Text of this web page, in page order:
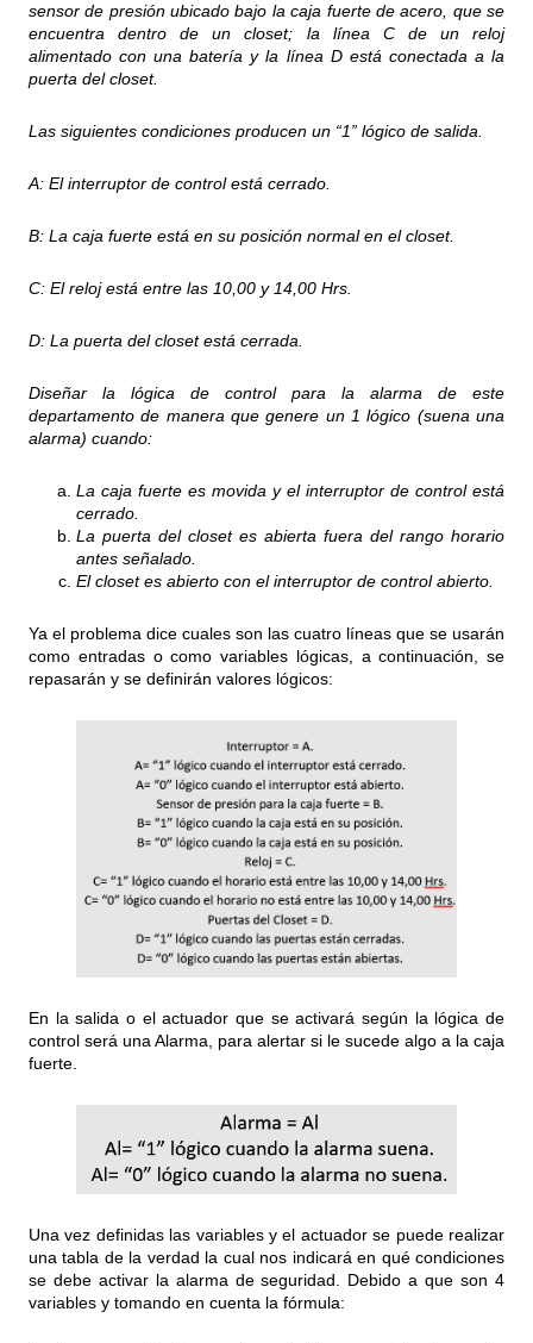
sensor de presión ubicado bajo la caja fuerte de acero, que se
encuentra dentro de un closet; la línea C de un reloj
alimentado con una batería y la línea D está conectada a la
puerta del closet.
Las siguientes condiciones producen un “1” lógico de salida.
A: El interruptor de control está cerrado.
B: La caja fuerte está en su posición normal en el closet.
C: El reloj está entre las 10,00 y 14,00 Hrs.
D: La puerta del closet está cerrada.
Diseñar la lógica de control para la alarma de este
departamento de manera que genere un 1 lógico (suena una
alarma) cuando:
La caja fuerte es movida y el interruptor de control está
cerrado.
La puerta del closet es abierta fuera del rango horario
antes señalado.
El closet es abierto con el interruptor de control abierto.
Ya el problema dice cuales son las cuatro líneas que se usarán
como entradas o como variables lógicas, a continuación, se
repasarán y se definirán valores lógicos:
En la salida o el actuador que se activará según la lógica de
control será una Alarma, para alertar si le sucede algo a la caja
fuerte.
Una vez definidas las variables y el actuador se puede realizar
una tabla de la verdad la cual nos indicará en qué condiciones
se debe activar la alarma de seguridad. Debido a que son 4
variables y tomando en cuenta la fórmula: